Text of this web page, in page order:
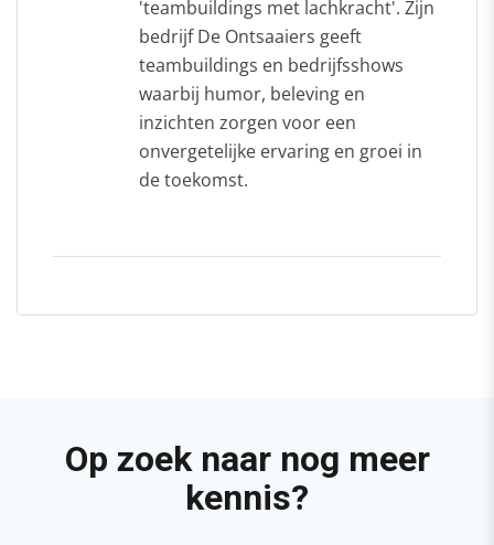
'teambuildings met lachkracht'. Zijn
bedrijf De Ontsaaiers geeft
teambuildings en bedrijfsshows
waarbij humor, beleving en
inzichten zorgen voor een
onvergetelijke ervaring en groei in
de toekomst.
Op zoek naar nog meer
kennis?